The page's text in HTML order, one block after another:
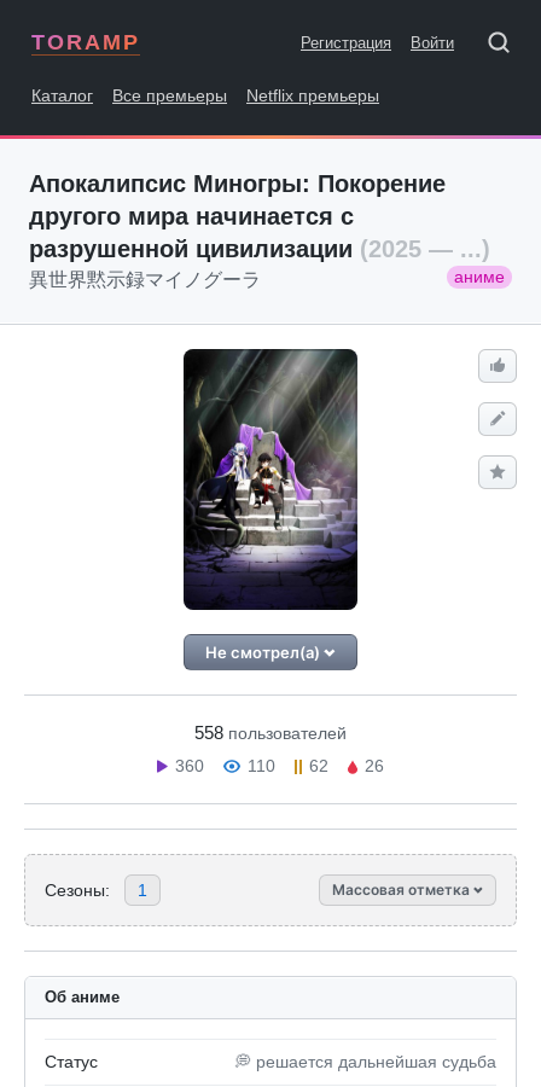
TORAMP Регистрация Войти
Каталог Все премьеры Netflix премьеры
Апокалипсис Миногры: Покорение
другого мира начинается с
разрушенной цивилизации (2025 — ...)
аниме
異世界黙示録マイノグーラ
Не смотрел(а)
558 пользователей
360
110 62 26
Сезоны: 1 Массовая отметка
Об аниме
Статус 💭 решается дальнейшая судьба